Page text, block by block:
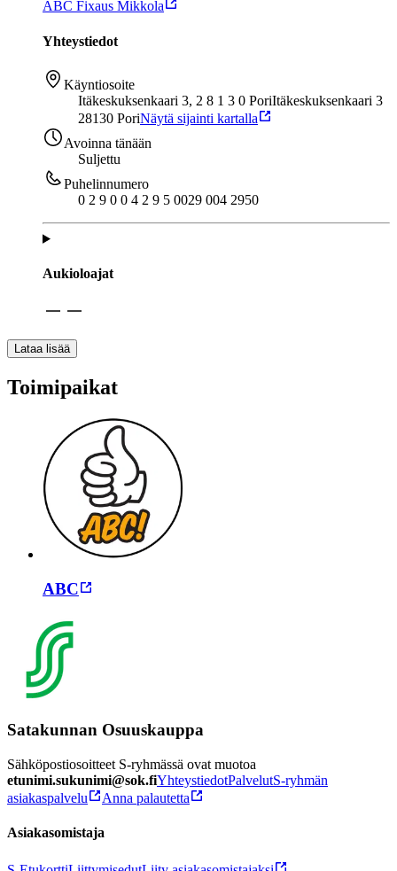
ABC Fixaus Mikkola
Yhteystiedot
Käyntiosoite
Itäkeskuksenkaari 3, 2 8 1 3 0 PoriItäkeskuksenkaari 3
28130 PoriNäytä sijainti kartalla
Avoinna tänään
Suljettu
Puhelinnumero
0 2 9 0 0 4 2 9 5 0029 004 2950
Aukioloajat
Lataa lisää
Toimipaikat
ABC
Satakunnan Osuuskauppa
Sähköpostiosoitteet S-ryhmässä ovat muotoa
etunimi.sukunimi@sok.fiYhteystiedotPalvelutS-ryhmän
asiakaspalvelu
Anna palautetta
Asiakasomistaja